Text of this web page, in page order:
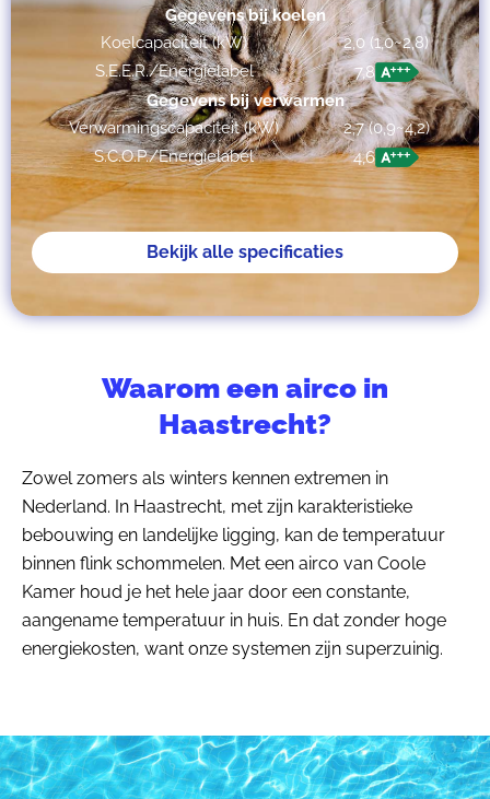
Gegevens bij koelen
Koelcapaciteit (kW)
2,0 (1,0~2,8)
S.E.E.R./Energielabel
7,8
Gegevens bij verwarmen
Verwarmingscapaciteit (kW)
2,7 (0,9~4,2)
S.C.O.P./Energielabel
4,6
Bekijk alle specificaties
Waarom een airco in
Haastrecht?
Zowel zomers als winters kennen extremen in
Nederland. In Haastrecht, met zijn karakteristieke
bebouwing en landelijke ligging, kan de temperatuur
binnen flink schommelen. Met een airco van Coole
Kamer houd je het hele jaar door een constante,
aangename temperatuur in huis. En dat zonder hoge
energiekosten, want onze systemen zijn superzuinig.